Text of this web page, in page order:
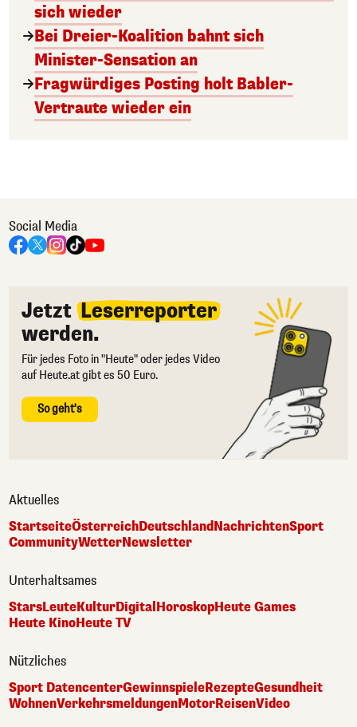
sich wieder
Bei Dreier-Koalition bahnt sich
Minister-Sensation an
Fragwürdiges Posting holt Babler-
Vertraute wieder ein
Social Media
Jetzt Leserreporter
werden.
Für jedes Foto in "Heute" oder jedes Video
auf Heute.at gibt es 50 Euro.
So geht's
Aktuelles
StartseiteÖsterreichDeutschlandNachrichtenSport
CommunityWetterNewsletter
Unterhaltsames
StarsLeuteKulturDigital HoroskopHeute Games
Heute KinoHeute TV
Nützliches
Sport DatencenterGewinnspieleRezepteGesundheit
WohnenVerkehrsmeldungenMotorReisenVideo